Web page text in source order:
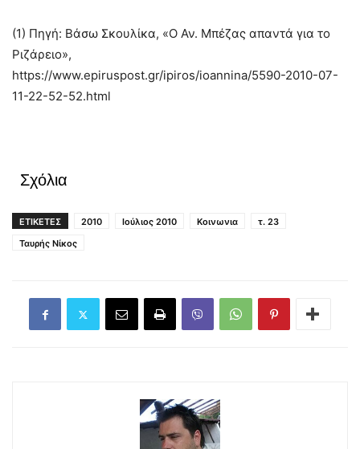
(1) Πηγή: Βάσω Σκουλίκα, «Ο Αν. Μπέζας απαντά για το
Ριζάρειο»,
https://www.epiruspost.gr/ipiros/ioannina/5590-2010-07-
11-22-52-52.html
Σχόλια
ΕΤΙΚΕΤΕΣ 2010 Ιούλιος 2010 Κοινωνια
τ. 23
Ταυρής Νίκος